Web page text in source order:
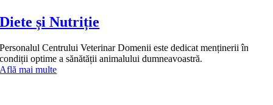
Diete și Nutriție
Personalul Centrului Veterinar Domenii este dedicat menținerii în
condiții optime a sănătății animalului dumneavoastră.
Află mai multe